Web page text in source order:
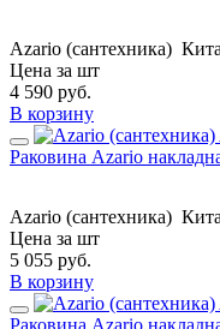
Azario (сантехника)
Цена за шт
4 590 руб.
В корзину
Раковина Azario
Azario (сантехника)
Цена за шт
5 055 руб.
В корзину
Раковина Azario